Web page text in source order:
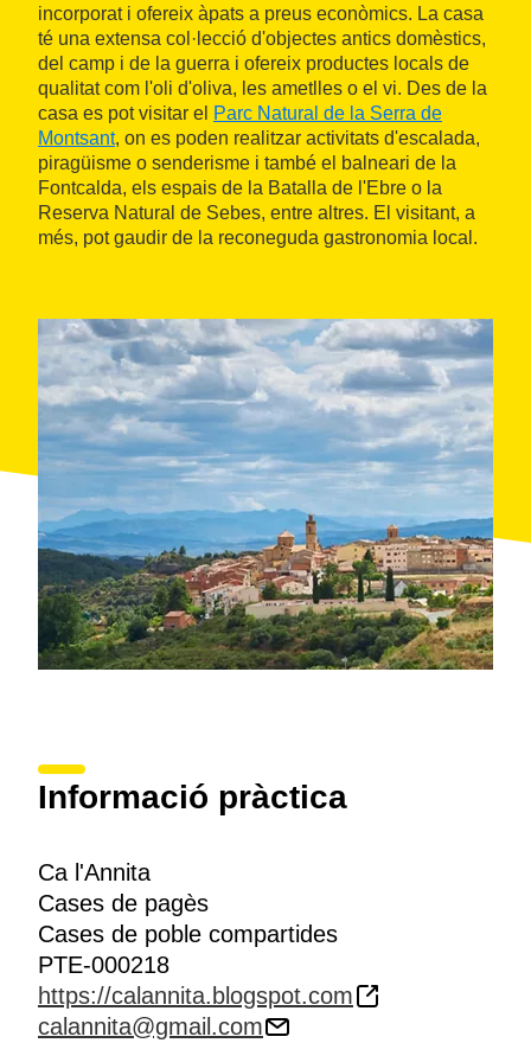
incorporat i ofereix àpats a preus econòmics. La casa
té una extensa col·lecció d'objectes antics domèstics,
del camp i de la guerra i ofereix productes locals de
qualitat com l'oli d'oliva, les ametlles o el vi. Des de la
casa es pot visitar el Parc Natural de la Serra de
Montsant, on es poden realitzar activitats d'escalada,
piragüisme o senderisme i també el balneari de la
Fontcalda, els espais de la Batalla de l'Ebre o la
Reserva Natural de Sebes, entre altres. El visitant, a
més, pot gaudir de la reconeguda gastronomia local.
Informació pràctica
Ca l'Annita
Cases de pagès
Cases de poble compartides
PTE-000218
https://calannita.blogspot.com
calannita@gmail.com